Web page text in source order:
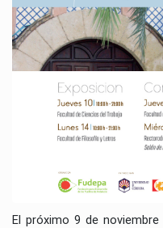
El próximo 9 de